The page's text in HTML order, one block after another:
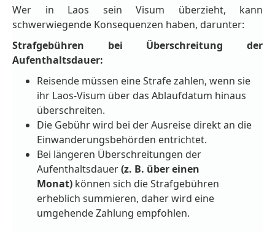
Wer in Laos sein Visum überzieht, kann
schwerwiegende Konsequenzen haben, darunter:
Strafgebühren bei Überschreitung der
Aufenthaltsdauer:
Reisende müssen eine Strafe zahlen, wenn sie
ihr Laos-Visum über das Ablaufdatum hinaus
überschreiten.
Die Gebühr wird bei der Ausreise direkt an die
Einwanderungsbehörden entrichtet.
Bei längeren Überschreitungen der
Aufenthaltsdauer(z. B. über einen
Monat) können sich die Strafgebühren
erheblich summieren, daher wird eine
umgehende Zahlung empfohlen.